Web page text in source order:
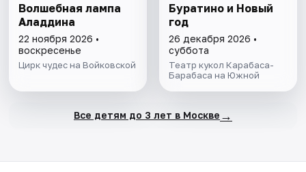
Волшебная лампа
Аладдина
22 ноября 2026 •
воскресенье
Цирк чудес на Войковской
Буратино и Новый
год
26 декабря 2026 •
суббота
Театр кукол Карабаса-
Барабаса на Южной
Все детям до 3 лет в Москве →